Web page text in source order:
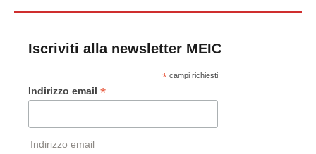
Iscriviti alla newsletter MEIC
*campi richiesti
Indirizzo email *
Indirizzo email